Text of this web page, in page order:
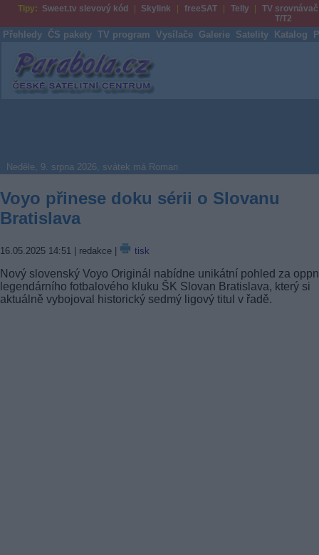
Tipy: Sweet.tv slevový kód Skylink freeSAT Telly
TV srovnávač
T/T2
Přehledy ČS pakety TV program Vysílače Galerie Satelity Katalog
Parabola.cz
Neděle, 9. srpna 2026, svátek má Roman
Voyo přinese doku sérii o Slovanu
Bratislava
16.05.2025 14:51 | redakce | tisk
Nový slovenský Voyo Originál nabídne unikátní pohled za
legendárního fotbalového kluku ŠK Slovan Bratislava, který si
aktuálně vybojoval historický sedmý ligový titul v řadě.